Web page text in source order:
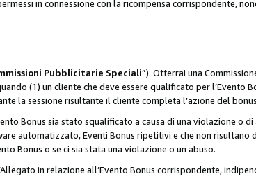
in connessione con la ricompensa corrispondente,
Pubblicitarie Speciali”). Otterrai una
(1) un cliente che deve essere qualificato per l’Evento
la sessione risultante il cliente completa l’azione del
Bonus sia stato squalificato a causa di una violazione o
Eventi Bonus ripetitivi e che non risultano
Bonus o se ci sia stata una violazione o un abuso.
in relazione all’Evento Bonus corrispondente,